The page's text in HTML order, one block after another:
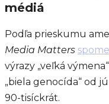
médiá
Podľa prieskumu
Media Matters
výrazy „veľká
„biela genocída“ od
90-tisíckrát.